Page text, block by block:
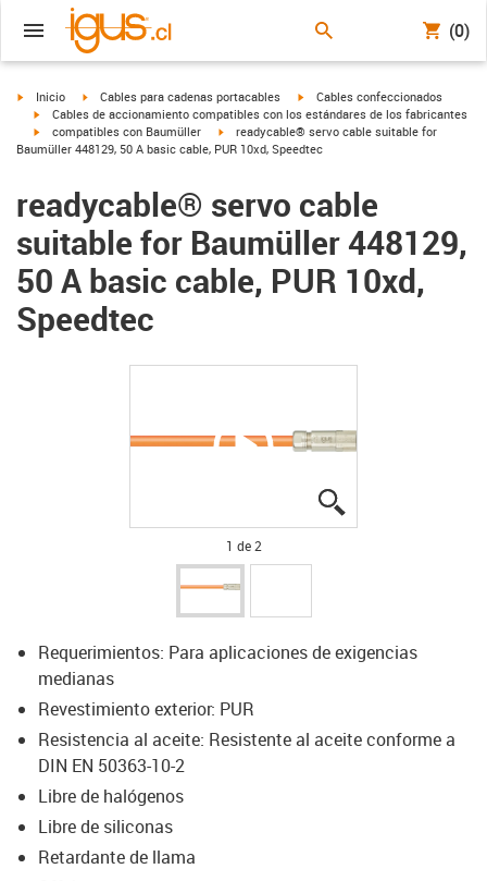
(0)
igus-icon-arrow-right
Inicio igus-icon-arrow-right
Cables para cadenas portacables igus-icon-arrow-right
Cables confeccionados
igus-icon-arrow-right
Cables de accionamiento compatibles con los estándares de los fabricantes
igus-icon-arrow-right
compatibles con Baumüller igus-icon-arrow-right
readycable® servo cable suitable for
Baumüller 448129, 50 A basic cable, PUR 10xd, Speedtec
readycable® servo cable
suitable for Baumüller 448129,
50 A basic cable, PUR 10xd,
Speedtec
1 de 2
Requerimientos: Para aplicaciones de exigencias
medianas
Revestimiento exterior: PUR
Resistencia al aceite: Resistente al aceite conforme a
DIN EN 50363-10-2
Libre de halógenos
Libre de siliconas
Retardante de llama